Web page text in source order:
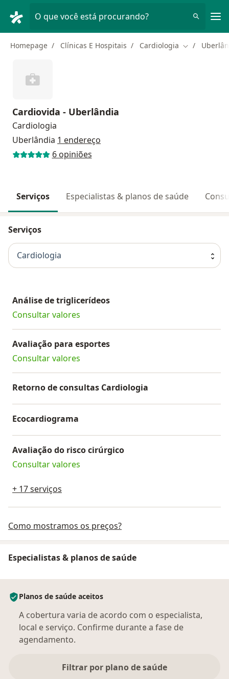
O que você está procurando?
Homepage Clínicas E Hospitais Cardiologia Mudar de
Cardiovida - Uberlândia
Cardiologia
Uberlândia 1 endereço
6 opiniões
Serviços Especialistas & planos de saúde
Serviços
Cardiologia
Análise de triglicerídeos
Consultar valores
Avaliação para esportes
Consultar valores
Retorno de consultas Cardiologia
Ecocardiograma
Avaliação do risco cirúrgico
Consultar valores
+ 17 serviços
Como mostramos os preços?
Especialistas & planos de saúde
Planos de saúde aceitos
A cobertura varia de acordo com o especialista,
local e serviço. Confirme durante a fase de
agendamento.
Filtrar por plano de saúde